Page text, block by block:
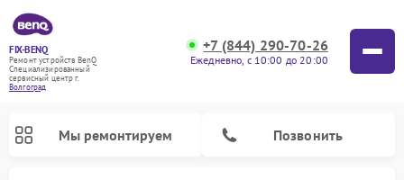
FIX-BENQ
Ремонт устройств BenQ
Специализированный
cервисный центр г.
Волгоград
+7 (844) 290-70-26
Ежедневно, с 10:00 до 20:00
Мы ремонтируем Позвонить